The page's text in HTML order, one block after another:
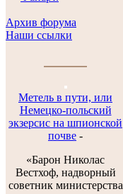
Архив форума
Наши ссылки
Метель в пути, или
Немецко-польский
экзерсис на шпионской
почве -
«Барон Николас
Вестхоф, надворный
советник министерства